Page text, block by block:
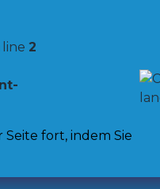
line 2
fort, indem Sie